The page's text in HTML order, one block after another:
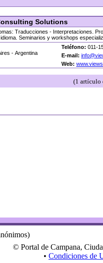
Solutions
Traducciones - Interpretaciones.
Seminarios y workshops
- Argentina
Teléfono: 011-
E-mail:
Web:
(1 artículo
© Portal de Campana,
• Condiciones de